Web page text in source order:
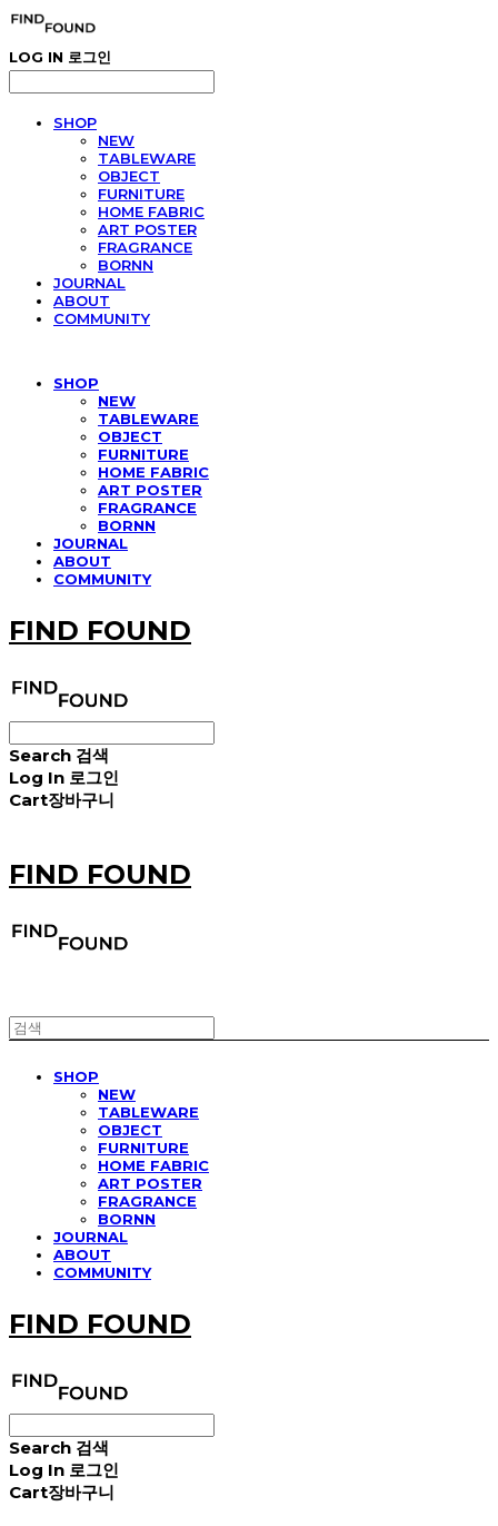
LOG IN 로그인
SHOP
NEW
TABLEWARE
OBJECT
FURNITURE
HOME FABRIC
ART POSTER
FRAGRANCE
BORNN
JOURNAL
ABOUT
COMMUNITY
SHOP
NEW
TABLEWARE
OBJECT
FURNITURE
HOME FABRIC
ART POSTER
FRAGRANCE
BORNN
JOURNAL
ABOUT
COMMUNITY
FIND FOUND
Search 검색
Log In 로그인
Cart장바구니
FIND FOUND
SHOP
NEW
TABLEWARE
OBJECT
FURNITURE
HOME FABRIC
ART POSTER
FRAGRANCE
BORNN
JOURNAL
ABOUT
COMMUNITY
FIND FOUND
Search 검색
Log In 로그인
Cart장바구니